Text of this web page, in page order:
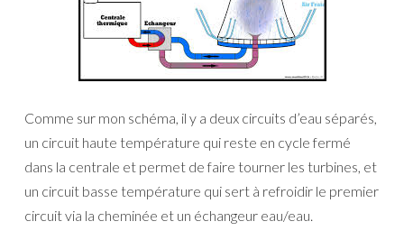
Comme sur mon schéma, il y a deux circuits d’eau séparés,
un circuit haute température qui reste en cycle fermé
dans la centrale et permet de faire tourner les turbines, et
un circuit basse température qui sert à refroidir le premier
circuit via la cheminée et un échangeur eau/eau.